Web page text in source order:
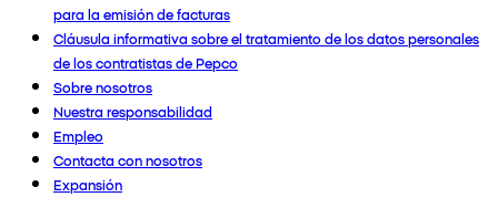
para la emisión de facturas
Cláusula informativa sobre el tratamiento de los datos personales
de los contratistas de Pepco
Sobre nosotros
Nuestra responsabilidad
Empleo
Contacta con nosotros
Expansión